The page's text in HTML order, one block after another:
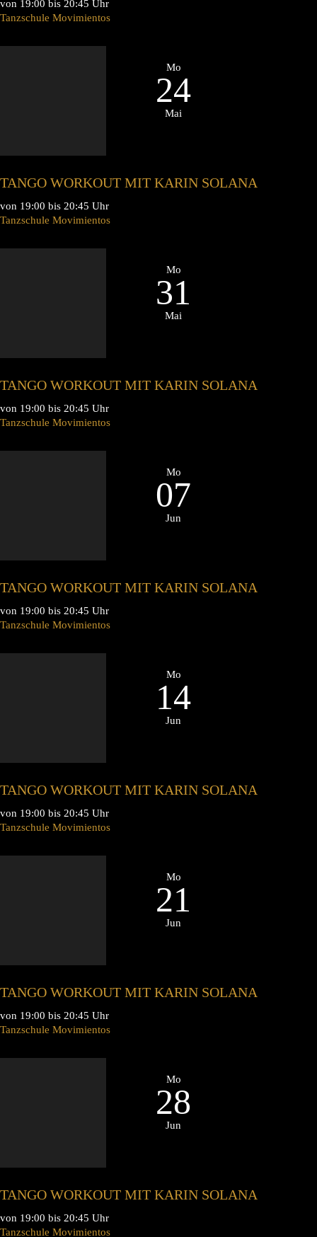
von 19:00 bis 20:45 Uhr
Tanzschule Movimientos
Mo
24
Mai
TANGO WORKOUT MIT KARIN SOLANA
von 19:00 bis 20:45 Uhr
Tanzschule Movimientos
Mo
31
Mai
TANGO WORKOUT MIT KARIN SOLANA
von 19:00 bis 20:45 Uhr
Tanzschule Movimientos
Mo
07
Jun
TANGO WORKOUT MIT KARIN SOLANA
von 19:00 bis 20:45 Uhr
Tanzschule Movimientos
Mo
14
Jun
TANGO WORKOUT MIT KARIN SOLANA
von 19:00 bis 20:45 Uhr
Tanzschule Movimientos
Mo
21
Jun
TANGO WORKOUT MIT KARIN SOLANA
von 19:00 bis 20:45 Uhr
Tanzschule Movimientos
Mo
28
Jun
TANGO WORKOUT MIT KARIN SOLANA
von 19:00 bis 20:45 Uhr
Tanzschule Movimientos